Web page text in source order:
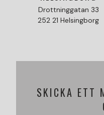
Drottninggatan 33
252 21 Helsingborg
SKICKA ETT